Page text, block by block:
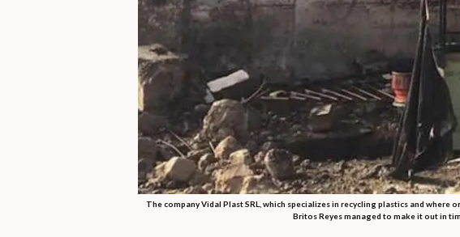
The company Vidal Plast SRL, which specializes in recycling plastics and
Britos Reyes managed to make it out in